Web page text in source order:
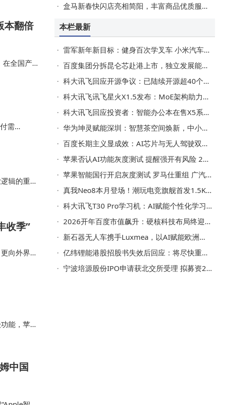
本翻倍
在全国产
水平。讯
需
辑的重
收季”
向外界展
能，苹果
中国
盒马新春快闪店亮相简阳，丰富商品优质服务，激活城市商业新活力
本栏最新
雷军新年新目标：健身百次学叉车 小米汽车2026年冲刺55万交付量
百度集团分拆昆仑芯赴港上市，独立发展能否为芯片领域注入新活力？
科大讯飞回应开源争议：已陆续开源超40个中文预训练语言模型
科大讯飞讯飞星火X1.5发布：MoE架构助力，推理效率较X1版本翻倍提升
科大讯飞回应投资者：智能办公本在售X5系列，市场销售表现稳健向好
华为坤灵赋能深圳：智慧茶空间焕新，中小企业转型驶入快车道
百度长期主义显成效：AI芯片与无人驾驶双突破，迎来价值“丰收季”
苹果否认AI功能灰度测试 提醒强开有风险 26.3正式版或本月底推送
苹果智能国行开启灰度测试 罗马仕重组 广汽本田收购 25年山姆中国会员破千万
真我Neo8本月登场！潮玩电竞旗舰首发1.5K高刷屏 配置亮点多
科大讯飞T30 Pro学习机：AI赋能个性化学习，开启孩子高效学习新旅程
2026开年百度市值飙升：硬核科技布局终迎“显性化”红利
新石器无人车携手Luxmea，以AI赋能欧洲智慧物流“最后一公里”
亿纬锂能港股招股书失效后回应：将尽快重递 整体IPO进程无碍
宁波培源股份IPO申请获北交所受理 拟募资2.97亿进军资本市场